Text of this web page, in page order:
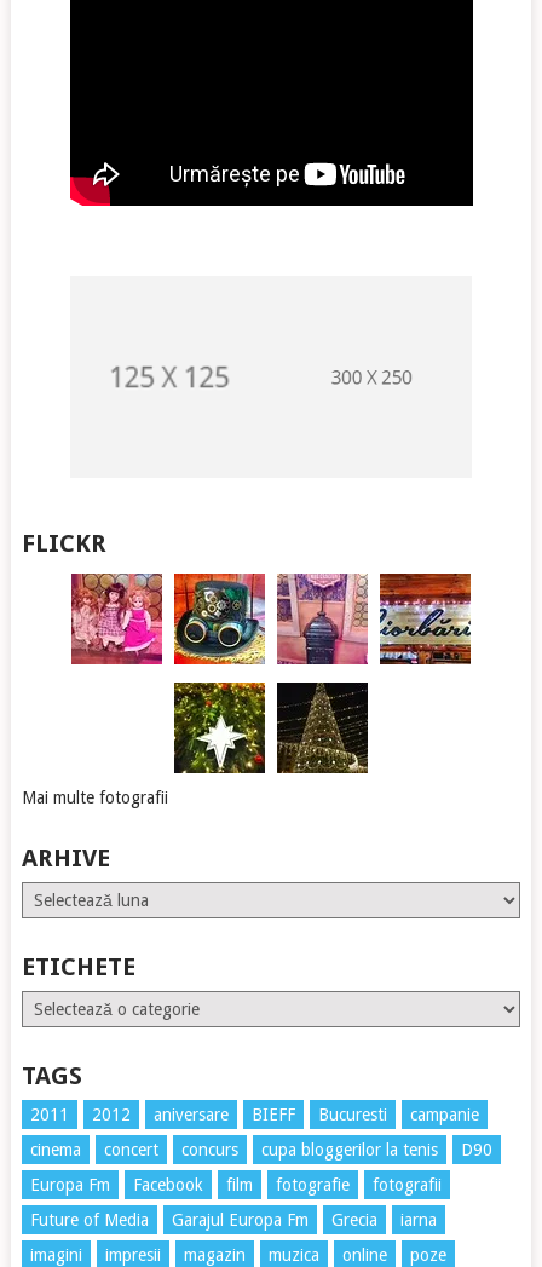
FLICKR
Mai multe fotografii
ARHIVE
Arhive
ETICHETE
Etichete
TAGS
2011 2012 aniversare BIEFF Bucuresti
campanie
cinema
concert concurs cupa bloggerilor la tenis
D90
Europa Fm
Facebook film fotografie
fotografii
Future of Media
Garajul Europa Fm Grecia
iarna
imagini
impresii magazin muzica online poze